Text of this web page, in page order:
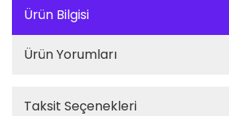
Ürün Bilgisi
Ürün Yorumları
Taksit Seçenekleri